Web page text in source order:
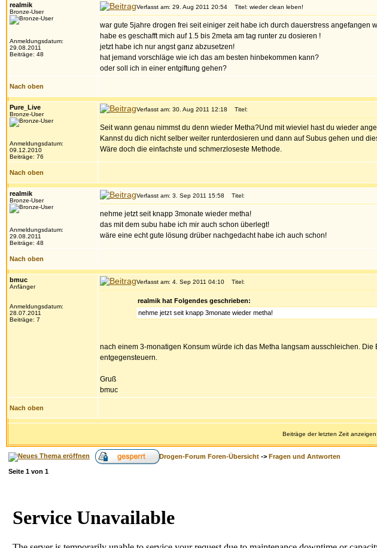
realmik
Bronze-User
Anmeldungsdatum:
29.08.2011
Beiträge: 48
Verfasst am: 29. Aug 2011 20:54 Titel: wieder clean leben!
war gute 5jahre drogen frei seit einiger zeit habe ich durch dauerstress angefangen
habe es geschafft mich auf 1.5 bis 2meta am tag runter zu dosieren !
jetzt habe ich nur angst ganz abzusetzen!
hat jemand vorschläge wie ich das am besten hinbekommen kann?
oder soll ich in einer entgiftung gehen?
Nach oben
Pure_Live
Bronze-User
Anmeldungsdatum:
09.12.2010
Beiträge: 76
Verfasst am: 30. Aug 2011 12:18 Titel:
Seit wann genau nimmst du denn wieder Metha?Und mit wieviel hast du wieder
Kannst du dich nicht selber weiter runterdosieren und dann auf Subus gehen und
Wäre doch die einfachste und schmerzloseste Methode.
Nach oben
realmik
Bronze-User
Anmeldungsdatum:
29.08.2011
Beiträge: 48
Verfasst am: 3. Sep 2011 15:58 Titel:
nehme jetzt seit knapp 3monate wieder metha!
das mit dem subu habe ich mir auch schon überlegt!
wäre eine echt gute lösung drüber nachgedacht habe ich auch schon!
Nach oben
bmuc
Anfänger
Anmeldungsdatum:
28.07.2011
Beiträge: 7
Verfasst am: 4. Sep 2011 04:10 Titel:
realmik hat Folgendes geschrieben:
nehme jetzt seit knapp 3monate wieder metha!
nach einem 3-monatigen Konsum würde ich das Metha langsam ausschleichen.
entgegensteuern.
Gruß
bmuc
Nach oben
Beiträge der letzten Zeit anzeigen:
Drogen-Forum Foren-Übersicht -> Fragen und Antworten
Seite 1 von 1